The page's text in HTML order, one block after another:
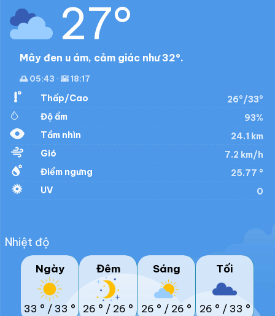
27°
Mây đen u ám, cảm giác như 32°.
🌅 05:43 · 🌇 18:17
Thấp/Cao
26°/33°
Độ ẩm
93%
Tầm nhìn
24.1 km
Gió
7.2 km/h
Điểm ngưng
25.77 °
UV
0
Nhiệt độ
Ngày
33 ° / 33 °
Đêm
26 ° / 26 °
Sáng
26 ° / 26 °
Tối
26 ° / 33 °